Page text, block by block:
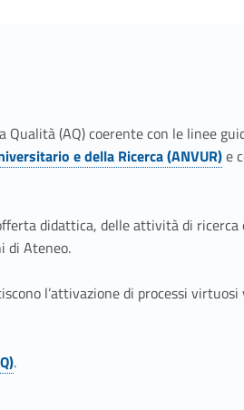
Qualità (AQ) coerente con le linee
e della Ricerca (ANVUR)e
didattica, delle attività di
di Ateneo.
l’attivazione di processi
.